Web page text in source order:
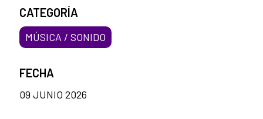
CATEGORÍA
MÚSICA / SONIDO
FECHA
09 JUNIO 2026